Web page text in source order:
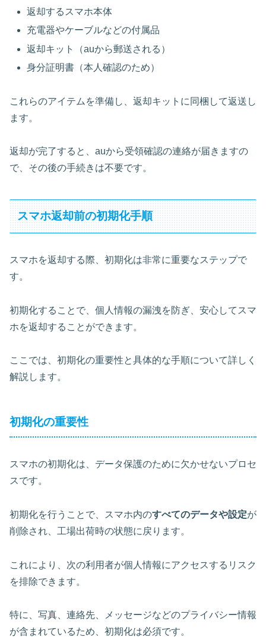
返却するスマホ本体
充電器やケーブルなどの付属品
返却キット（auから郵送される）
身分証明書（本人確認のため）
これらのアイテムを準備し、返却キットに同梱して返送し
ます。
返却が完了すると、auから受領確認の連絡が届きますの
で、その後の手続きは不要です。
スマホ返却前の初期化手順
スマホを返却する際、初期化は非常に重要なステップで
す。
初期化することで、個人情報の漏洩を防ぎ、安心してスマ
ホを返却することができます。
ここでは、初期化の重要性と具体的な手順について詳しく
解説します。
初期化の重要性
スマホの初期化は、データ保護のために欠かせないプロセ
スです。
初期化を行うことで、スマホ内のすべてのデータや設定が
削除され、工場出荷時の状態に戻ります。
これにより、次の利用者が個人情報にアクセスするリスク
を排除できます。
特に、 写真、連絡先、メッセージなどのプライバシー情報
が含まれているため、初期化は必須です。